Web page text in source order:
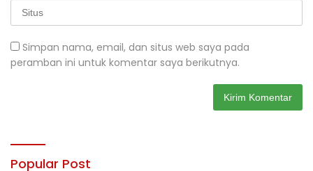
Simpan nama, email, dan situs web saya pada
peramban ini untuk komentar saya berikutnya.
Popular Post